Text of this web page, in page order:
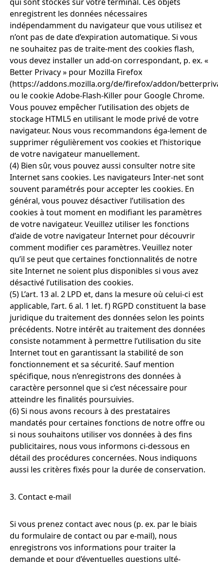
enregistrent les données nécessaires
indépendamment du navigateur que vous utilisez et
n’ont pas de date d’expiration automatique. Si vous
ne souhaitez pas de traite-ment des cookies flash,
vous devez installer un add-on correspondant, p. ex. «
Better Privacy » pour Mozilla Firefox
(https://addons.mozilla.org/de/firefox/addon/
ou le cookie Adobe-Flash-Killer pour Google Chrome.
Vous pouvez empêcher l’utilisation des objets de
stockage HTML5 en utilisant le mode privé de votre
navigateur. Nous vous recommandons éga-lement de
supprimer régulièrement vos cookies et l’historique
de votre navigateur manuellement.
(4) Bien sûr, vous pouvez aussi consulter notre site
Internet sans cookies. Les navigateurs Inter-net sont
souvent paramétrés pour accepter les cookies. En
général, vous pouvez désactiver l’utilisation des
cookies à tout moment en modifiant les paramètres
de votre navigateur. Veuillez utiliser les fonctions
d’aide de votre navigateur Internet pour découvrir
comment modifier ces paramètres. Veuillez noter
qu’il se peut que certaines fonctionnalités de notre
site Internet ne soient plus disponibles si vous avez
désactivé l’utilisation des cookies.
(5) L’art. 13 al. 2 LPD et, dans la mesure où celui-ci est
applicable, l’art. 6 al. 1 let. f) RGPD constituent la base
juridique du traitement des données selon les points
précédents. Notre intérêt au traitement des données
consiste notamment à permettre l’utilisation du site
Internet tout en garantissant la stabilité de son
fonctionnement et sa sécurité. Sauf mention
spécifique, nous n’enregistrons des données à
caractère personnel que si c’est nécessaire pour
atteindre les finalités poursuivies.
(6) Si nous avons recours à des prestataires
mandatés pour certaines fonctions de notre offre ou
si nous souhaitons utiliser vos données à des fins
publicitaires, nous vous informons ci-dessous en
détail des procédures concernées. Nous indiquons
aussi les critères fixés pour la durée de conservation.
3. Contact e-mail
Si vous prenez contact avec nous (p. ex. par le biais
du formulaire de contact ou par e-mail), nous
enregistrons vos informations pour traiter la
demande et pour d’éventuelles questions ulté-